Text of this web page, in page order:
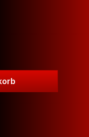
die Schaltflächen